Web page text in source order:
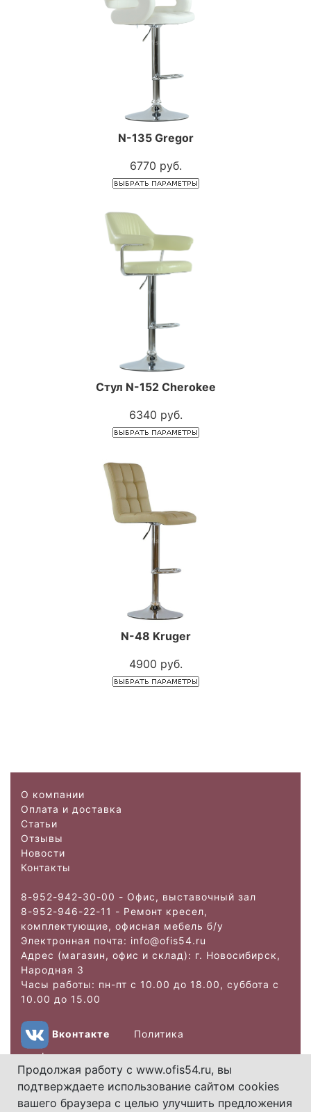
N-135 Gregor
6770 руб.
Стул N-152 Cherokee
6340 руб.
N-48 Kruger
4900 руб.
Продолжая работу с www.ofis54.ru, вы
подтверждаете использование сайтом cookies
вашего браузера с целью улучшить предложения
О компании
Оплата и доставка
Статьи
Отзывы
Новости
Контакты
8-952-942-30-00 - Офис, выставочный зал
8-952-946-22-11 - Ремонт кресел,
комплектующие, офисная мебель б/у
Электронная почта: info@ofis54.ru
Адрес (магазин, офис и склад): г. Новосибирск,
Народная 3
Часы работы: пн-пт с 10.00 до 18.00, суббота с
10.00 до 15.00
Вконтакте
Политика
конфиденциальности
Copyright 2026.